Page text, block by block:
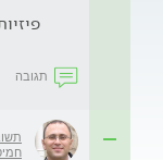
תגובה